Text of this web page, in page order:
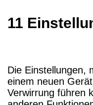
11
Die Einstellungen,
einem neuen
Verwirrung führen